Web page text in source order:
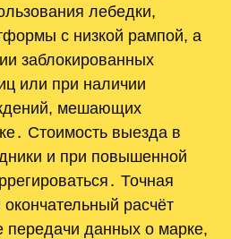
лебедки,
с низкой рампой, а
заблокированных
или при наличии
мешающих
Стоимость выезда в
и при повышенной
Точная
расчёт
передачи данных о марке,